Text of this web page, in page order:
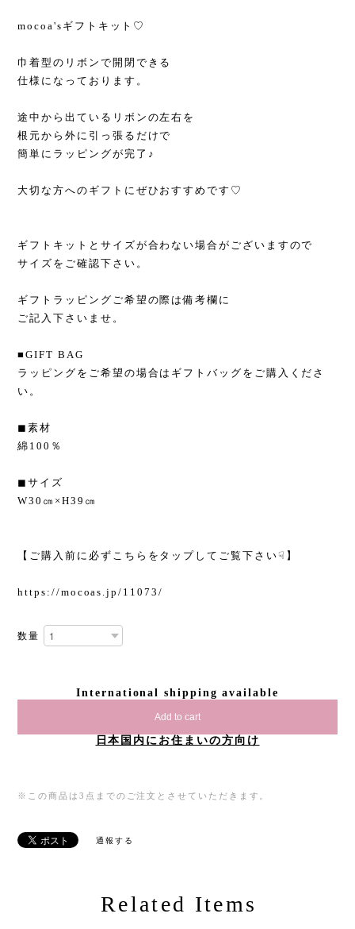
mocoa'sギフトキット♡
巾着型のリボンで開閉できる
仕様になっております。
途中から出ているリボンの左右を
根元から外に引っ張るだけで
簡単にラッピングが完了♪
大切な方へのギフトにぜひおすすめです♡
ギフトキットとサイズが合わない場合がございますので
サイズをご確認下さい。
ギフトラッピングご希望の際は備考欄に
ご記入下さいませ。
■GIFT BAG
ラッピングをご希望の場合はギフトバッグをご購入くださ
い。
◼︎素材
綿100％
◼︎サイズ
W30㎝×H39㎝
【ご購入前に必ずこちらをタップしてご覧下さい☟】
https://mocoas.jp/11073/
数量
International shipping available
Add to cart
日本国内にお住まいの方向け
※この商品は3点までのご注文とさせていただきます。
通報する
Related Items